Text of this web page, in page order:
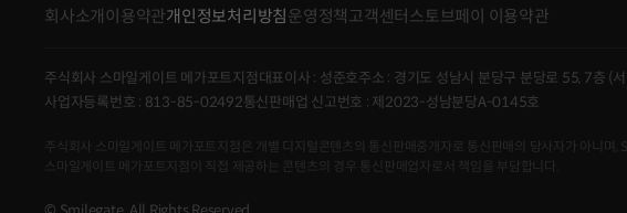
회사소개이용약관개인정보처리방침 운영정책고객센터스토브페이 이용약관
주식회사 스마일게이트 메가포트지점대표이사 : 성준호주소 : 경기도 성남시 분당구 분당로 55, 7층 (
사업자등록번호 : 813-85-02492통신판매업 신고번호 : 제2023-성남분당A-0145호
주식회사 스마일게이트 메가포트지점은 개별 디지털콘텐츠의 통신판매중개자로 통신판매의 당사자가 아니
스마일게이트 메가포트지점이 직접 제공하는 콘텐츠의 경우 통신판매업자로서 책임을 부담합니다.